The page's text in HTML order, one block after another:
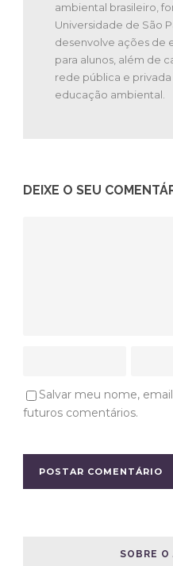
ambiental brasileiro,
Universidade de São
desenvolve ações de
para alunos, além de
rede pública e
educação ambiental.
DEIXE O SEU
Salvar meu nome,
futuros comentários.
SOBRE O